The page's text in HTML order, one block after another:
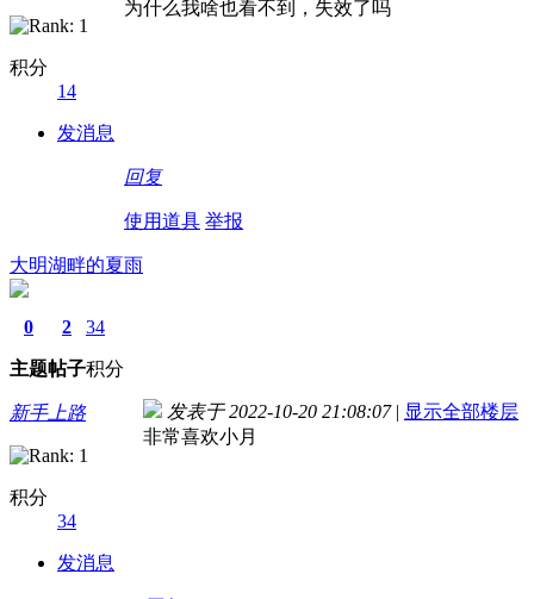
积分
14
发消息
为什么我啥也看不到，失效了吗
回复
使用道具 举报
大明湖畔的夏雨
0
主题
2
帖子
34
积分
新手上路
积分
34
发消息
发表于 2022-10-20 21:08:07 | 显示全部楼层
非常喜欢小月